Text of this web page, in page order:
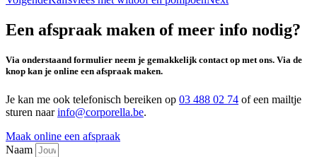
Een afspraak maken of meer info nodig?
Via onderstaand formulier neem je gemakkelijk contact op met ons. Via de
knop kan je online een afspraak maken.
Je kan me ook telefonisch bereiken op 03 488 02 74 of een mailtje
sturen naarinfo@corporella.be.
Maak online een afspraak
Naam